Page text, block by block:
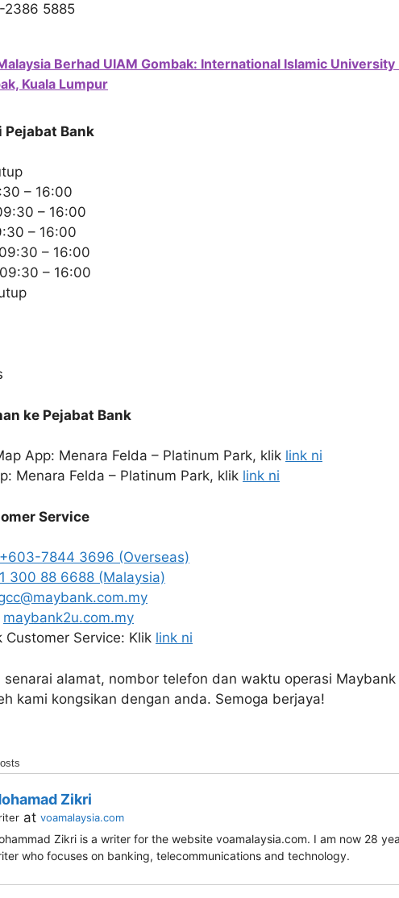
2386 5885
Berhad UIAM Gombak: International Islamic University
Kuala Lumpur
Pejabat Bank
– 16:00
– 16:00
– 16:00
– 16:00
– 16:00
ke Pejabat Bank
App: Menara Felda – Platinum Park, klik link ni
Menara Felda – Platinum Park, klik link ni
Service
+603-7844 3696 (Overseas)
1 300 88 6688 (Malaysia)
maybank2u.com.my
Customer Service: Klik link ni
alamat, nombor telefon dan waktu operasi Maybank
kami kongsikan dengan anda. Semoga berjaya!
Zikri
at voamalaysia.com
Zikri is a writer for the website voamalaysia.com. I am now 28
who focuses on banking, telecommunications and technology.